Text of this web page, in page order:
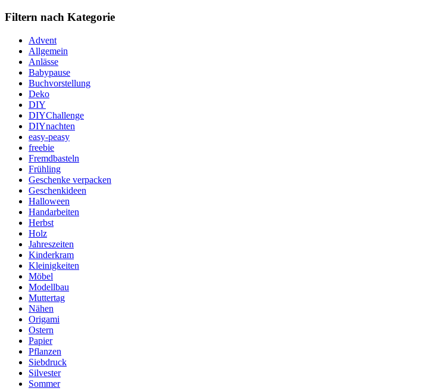
Filtern nach Kategorie
Advent
Allgemein
Anlässe
Babypause
Buchvorstellung
Deko
DIY
DIYChallenge
DIYnachten
easy-peasy
freebie
Fremdbasteln
Frühling
Geschenke verpacken
Geschenkideen
Halloween
Handarbeiten
Herbst
Holz
Jahreszeiten
Kinderkram
Kleinigkeiten
Möbel
Modellbau
Muttertag
Nähen
Origami
Ostern
Papier
Pflanzen
Siebdruck
Silvester
Sommer